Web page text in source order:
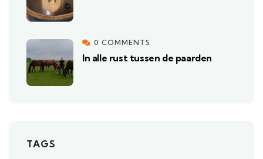
0 COMMENTS
In alle rust tussen de paarden
TAGS